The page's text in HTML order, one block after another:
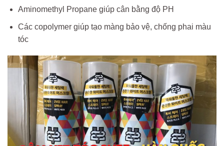
Aminomethyl Propane giúp cân bằng độ PH
Các copolymer giúp tạo màng bảo vệ, chống phai màu
tóc